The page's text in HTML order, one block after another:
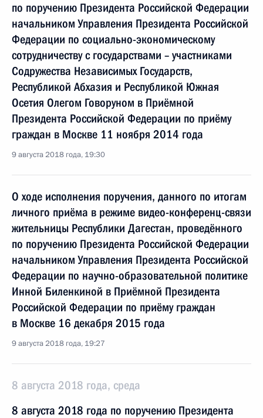
по поручению Президента Российской Федерации
начальником Управления Президента Российской
Федерации по социально-экономическому
сотрудничеству с государствами – участниками
Содружества Независимых Государств,
Республикой Абхазия и Республикой Южная
Осетия Олегом Говоруном в Приёмной
Президента Российской Федерации по приёму
граждан в Москве 11 ноября 2014 года
9 августа 2018 года, 19:30
О ходе исполнения поручения, данного по итогам
личного приёма в режиме видео-конференц-связи
жительницы Республики Дагестан, проведённого
по поручению Президента Российской Федерации
начальником Управления Президента Российской
Федерации по научно-образовательной политике
Инной Биленкиной в Приёмной Президента
Российской Федерации по приёму граждан
в Москве 16 декабря 2015 года
9 августа 2018 года, 19:27
8 августа 2018 года, среда
8 августа 2018 года по поручению Президента